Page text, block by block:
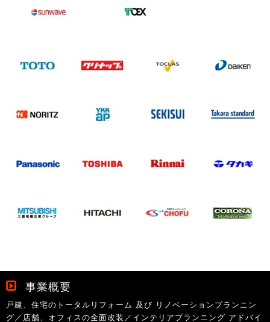
事業概要
戸建、住宅のトータルリフォーム 及び リノベーションプランニン
グ／店舗、オフィスの全面改装／インテリアプランニング アドバイ